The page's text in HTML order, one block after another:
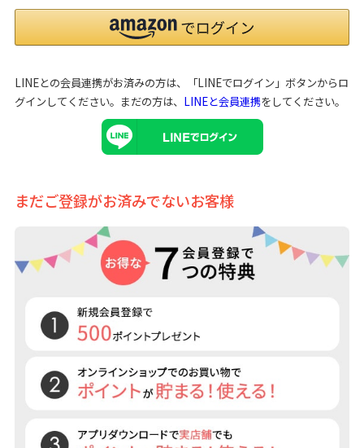
LINEとの会員連携がお済みの方は、「LINEでログイン」ボタンからロ
グインしてください。まだの方は、 LINEと会員連携をしてください。
まだご登録がお済みでないお客様